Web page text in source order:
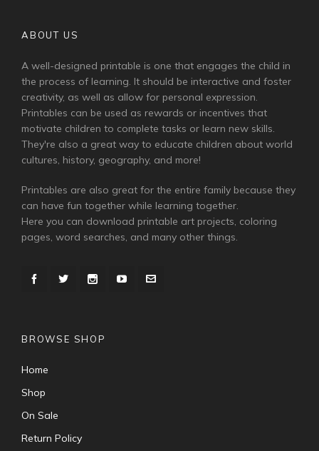
ABOUT US
A well-designed printable is one that engages the child in
the process of learning. It should be interactive and foster
creativity, as well as allow for personal expression.
Printables can be used as rewards or incentives that
motivate children to complete tasks or learn new skills.
They're also a great way to educate children about world
cultures, history, geography, and more!
Printables are also great for the entire family because they
can have fun together while learning together.
Here you can download printable art projects, coloring
pages, word searches, and many other things.
BROWSE SHOP
Home
Shop
On Sale
Return Policy